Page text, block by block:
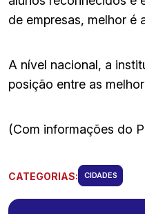
de empresas, melhor é
A nível nacional, a
posição entre as
(Com informações do
CATEGORIAS: CIDADES